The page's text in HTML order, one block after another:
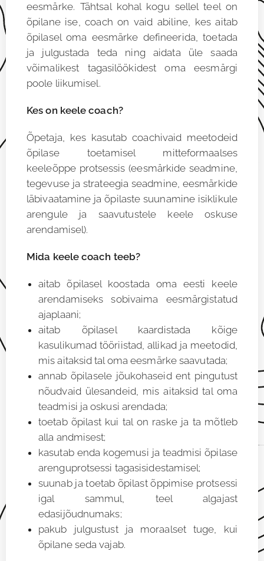
eesmärke. Tähtsal kohal kogu sellel teel on
õpilane ise, coach on vaid abiline, kes aitab
õpilasel oma eesmärke defineerida, toetada
ja julgustada teda ning aidata üle saada
võimalikest tagasilöökidest oma eesmärgi
poole liikumisel.
Kes on keele coach?
Õpetaja, kes kasutab coachivaid meetodeid
õpilase toetamisel mitteformaalses
keeleõppe protsessis (eesmärkide seadmine,
tegevuse ja strateegia seadmine, eesmärkide
läbivaatamine ja õpilaste suunamine isiklikule
arengule ja saavutustele keele oskuse
arendamisel).
Mida keele coach teeb?
aitab õpilasel koostada oma eesti keele
arendamiseks sobivaima eesmärgistatud
ajaplaani;
aitab õpilasel kaardistada kõige
kasulikumad tööriistad, allikad ja meetodid,
mis aitaksid tal oma eesmärke saavutada;
annab õpilasele jõukohaseid ent pingutust
nõudvaid ülesandeid, mis aitaksid tal oma
teadmisi ja oskusi arendada;
toetab õpilast kui tal on raske ja ta mõtleb
alla andmisest;
kasutab enda kogemusi ja teadmisi õpilase
arenguprotsessi tagasisidestamisel;
suunab ja toetab õpilast õppimise protsessi
igal sammul, teel algajast
edasijõudnumaks;
pakub julgustust ja moraalset tuge, kui
õpilane seda vajab.